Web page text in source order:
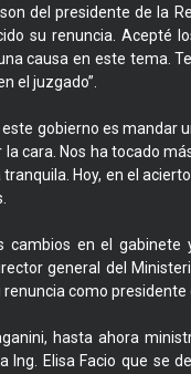
del presidente de la
su renuncia. Acepté
causa en este tema.
el juzgado”.
gobierno es mandar
cara. Nos ha tocado
Hoy, en el
cambios en el gabinete
general del
como
hasta ahora
Ing. Elisa Facio que se